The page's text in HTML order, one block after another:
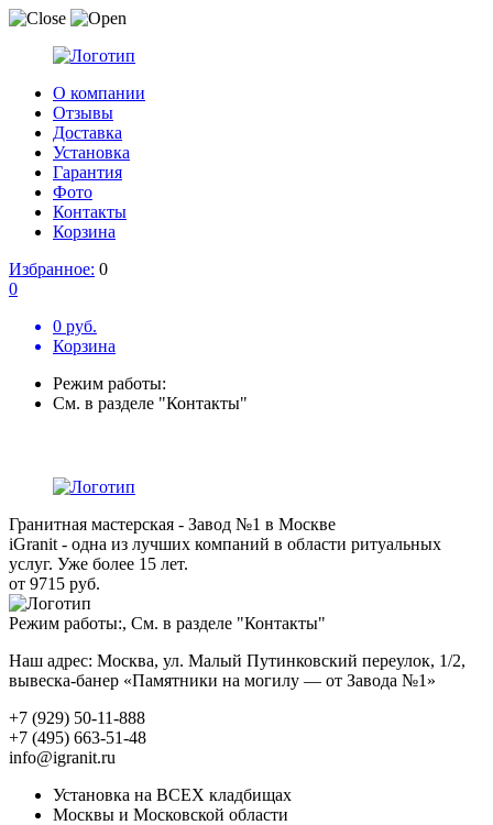
О компании
Отзывы
Доставка
Установка
Гарантия
Фото
Контакты
Корзина
Избранное: 0
0
0 руб.
Корзина
Режим работы:
См. в разделе "Контакты"
Гранитная мастерская - Завод №1 в Москве
iGranit - одна из лучших компаний в области ритуальных
услуг. Уже более 15 лет.
от 9715 руб.
Режим работы:, См. в разделе "Контакты"
Наш адрес: Москва, ул. Малый Путинковский переулок, 1/2,
вывеска-банер «Памятники на могилу — от Завода №1»
+7 (929) 50-11-888
+7 (495) 663-51-48
info@igranit.ru
Установка на ВСЕХ кладбищах
Москвы и Московской области